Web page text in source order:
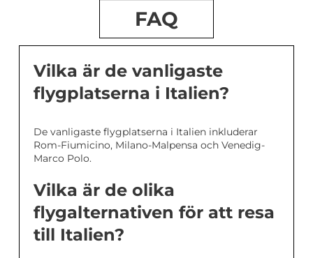
FAQ
Vilka är de vanligaste
flygplatserna i Italien?
De vanligaste flygplatserna i Italien inkluderar
Rom-Fiumicino, Milano-Malpensa och Venedig-
Marco Polo.
Vilka är de olika
flygalternativen för att resa
till Italien?